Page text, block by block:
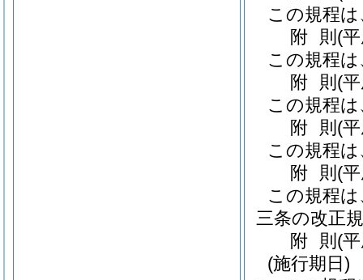
この規程
附 則 (
この規程
附 則 (
この規程
附 則 (
この規程
附 則 (
この規程
三条の改正
附 則 (
(施行期日)